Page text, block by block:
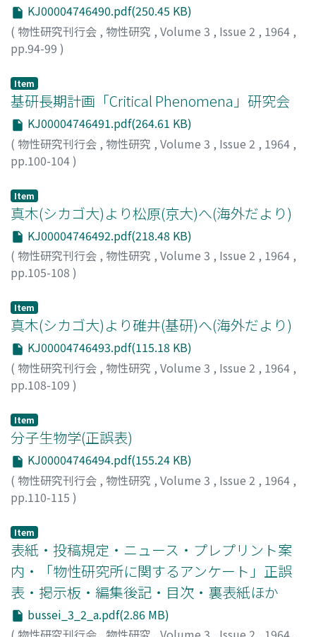
KJ00004746490.pdf(250.45 KB)
( 物性研究刊行会 , 物性研究 , Volume 3 , Issue 2 , 1964 ,
pp.94-99 )
Item
基研長期計画「Critical Phenomena」研究会
KJ00004746491.pdf(264.61 KB)
( 物性研究刊行会 , 物性研究 , Volume 3 , Issue 2 , 1964 ,
pp.100-104)
Item
真木(シカゴ大)より松原(京大)へ(海外だより)
KJ00004746492.pdf(218.48 KB)
( 物性研究刊行会 , 物性研究 , Volume 3 , Issue 2 , 1964 ,
pp.105-108 )
Item
真木(シカゴ大)より碓井(基研)へ(海外だより)
KJ00004746493.pdf(115.18 KB)
( 物性研究刊行会 , 物性研究 , Volume 3 , Issue 2 , 1964 ,
pp.108-109 )
Item
分子生物学(正誤表)
KJ00004746494.pdf(155.24 KB)
( 物性研究刊行会 , 物性研究 , Volume 3 , Issue 2 , 1964 ,
pp.110-115 )
Item
表紙・投稿規定・ニュース・プレプリント案
内・「物性研究所に関するアンケート」正誤
表・掲示板・編集後記・目次・裏表紙ほか
bussei_3_2_a.pdf(2.86 MB)